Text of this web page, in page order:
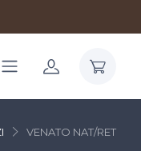
VENATO NAT/RET